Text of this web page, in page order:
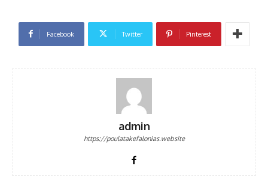
Facebook Twitter Pinterest
admin
https://poulatakefalonias.website